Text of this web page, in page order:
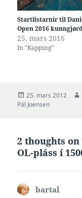
Startlistarnir til
Open 2016
25. mars 2016
In "Kapping"
Posted
on
25. mars 2012
Pál Joensen
2 thoughts on
OL-pláss í
bartal